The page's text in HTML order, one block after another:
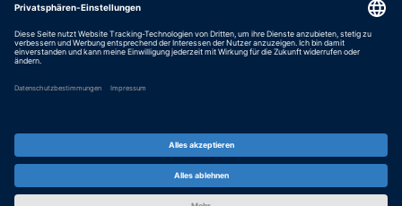
Impressum & Allgemeine Geschäftsbedingungen